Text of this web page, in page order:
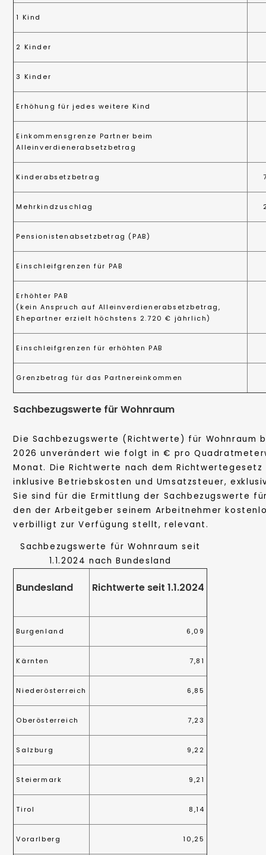
1 Kind
2 Kinder
3 Kinder
Erhöhung für jedes weitere Kind
Einkommensgrenze Partner beim
Alleinverdienerabsetzbetrag
Kinderabsetzbetrag
Mehrkindzuschlag
Pensionistenabsetzbetrag (PAB)
Einschleifgrenzen für PAB
Erhöhter PAB
(kein Anspruch auf Alleinverdienerabsetzbetrag,
Ehepartner erzielt höchstens 2.720 € jährlich)
Einschleifgrenzen für erhöhten PAB
Grenzbetrag für das Partnereinkommen
Sachbezugswerte für Wohnraum
Die Sachbezugswerte (Richtwerte) für Wohnraum
2026 unverändert wie folgt in € pro
Monat. Die Richtwerte nach dem
inklusive Betriebskosten und Umsatzsteuer,
Sie sind für die Ermittlung der Sachbezugswerte
den der Arbeitgeber seinem Arbeitnehmer
verbilligt zur Verfügung stellt, relevant.
Sachbezugswerte für Wohnraum seit
1.1.2024 nach Bundesland
Bundesland Richtwerte seit 1.1.2024
Burgenland 6,09
Kärnten 7,81
Niederösterreich 6,85
Oberösterreich 7,23
Salzburg 9,22
Steiermark 9,21
Tirol 8,14
Vorarlberg 10,25